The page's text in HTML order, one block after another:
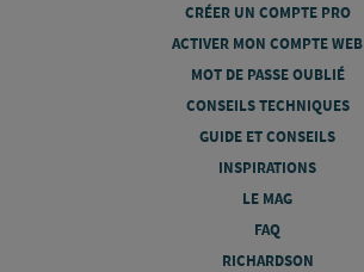
CRÉER UN COMPTE PRO
ACTIVER MON COMPTE WEB
MOT DE PASSE OUBLIÉ
CONSEILS TECHNIQUES
GUIDE ET CONSEILS
INSPIRATIONS
LE MAG
FAQ
RICHARDSON